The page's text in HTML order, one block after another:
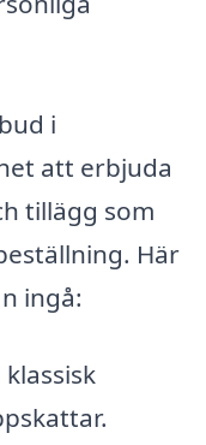
i
att erbjuda
tillägg som
Här
ingå: